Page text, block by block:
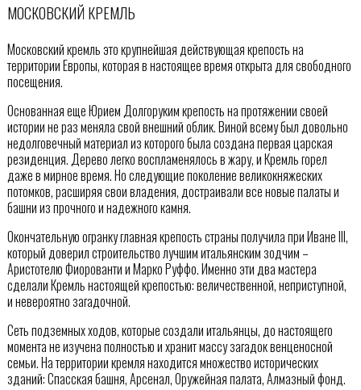
МОСКОВСКИЙ КРЕМЛЬ
Московский кремль это крупнейшая действующая крепость на
территории Европы, которая в настоящее время открыта для свободного
посещения.
Основанная еще Юрием Долгоруким крепость на протяжении своей
истории не раз меняла свой внешний облик. Виной всему был довольно
недолговечный материал из которого была создана первая царская
резиденция. Дерево легко воспламенялось в жару, и Кремль горел
даже в мирное время. Но следующие поколение великокняжеских
потомков, расширяя свои владения, достраивали все новые палаты и
башни из прочного и надежного камня.
Окончательную огранку главная крепость страны получила при Иване III,
который доверил строительство лучшим итальянским зодчим –
Аристотелю Фиорованти и Марко Руффо. Именно эти два мастера
сделали Кремль настоящей крепостью: величественной, неприступной,
и невероятно загадочной.
Сеть подземных ходов, которые создали итальянцы, до настоящего
момента не изучена полностью и хранит массу загадок венценосной
семьи. На территории кремля находится множество исторических
зданий: Спасская башня, Арсенал, Оружейная палата, Алмазный фонд.